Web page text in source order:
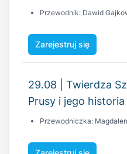
Przewodnik: Dawid
Zarejestruj się
29.08 | Twierdza
Prusy i jego historia
Przewodniczka: